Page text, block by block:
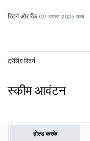
रिटर्न और रैंक (07 अगस्त 2026 तक)
ट्रेलिंग रिटर्न
स्कीम आवंटन
होल्ड करके